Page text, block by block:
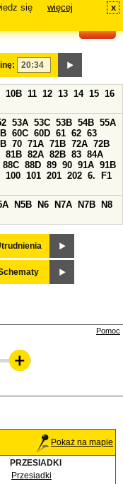
się
więcej x
10B 11 12 13 14 15 16
53A 53C 53B 54B 55A
60C 60D 61 62 63
70 71A 71B 72A 72B
81B 82A 82B 83 84A
88C 88D 89 90 91A 91B
100 101 201 202 6.
F1
N5B N6 N7A N7B
N8
Pomoc
Pokaż na mapie
PRZESIADKI
Przesiadki